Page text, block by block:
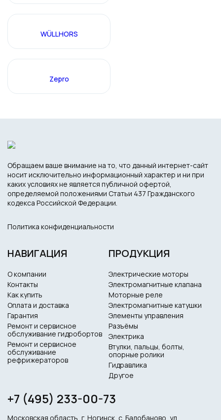
WÜLLHORS
Zepro
Обращаем ваше внимание на то, что данный интернет-сайт
носит исключительно информационный характер и ни при
каких условиях не является публичной офертой,
определяемой положениями Статьи 437 Гражданского
кодекса Российской Федерации.
Политика конфиденциальности
НАВИГАЦИЯ
О компании
Контакты
Как купить
Оплата и доставка
Гарантия
Ремонт и сервисное
обслуживание гидробортов
Ремонт и сервисное
обслуживание
рефрижераторов
ПРОДУКЦИЯ
Электрические моторы
Электромагнитные клапана
Моторные реле
Электромагнитные катушки
Элементы управления
Разъёмы
Электрика
Втулки, пальцы, болты,
опорные ролики
Гидравлика
Другое
+7 (495) 233-00-73
Московская область, г. Ногинск, с. Балобаново, ул.